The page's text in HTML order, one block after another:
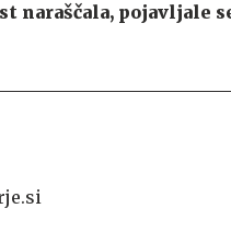
naraščala, pojavljale